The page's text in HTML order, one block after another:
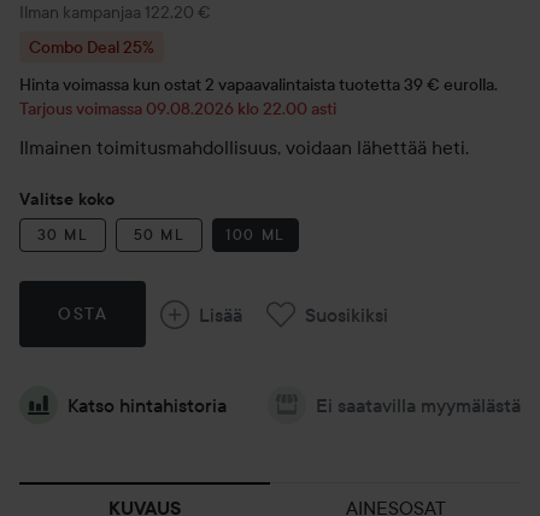
Ilman kampanjaa 122,20 €
Combo Deal 25%
Hinta voimassa kun ostat 2 vapaavalintaista tuotetta 39 € eurolla.
Tarjous voimassa 09.08.2026 klo 22.00 asti
Ilmainen toimitusmahdollisuus, voidaan lähettää heti.
Valitse koko
30 ML 50 ML 100 ML
OSTA Lisää Suosikiksi
Katso hintahistoria Ei saatavilla myymälästä
KUVAUS AINESOSAT